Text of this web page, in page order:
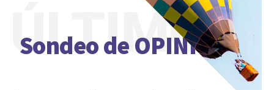
Sondeo de OPINIÓN
ÚLTIMO